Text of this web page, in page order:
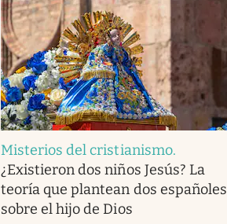
Misterios del cristianismo.
¿Existieron dos niños Jesús? La
teoría que plantean dos españoles
sobre el hijo de Dios